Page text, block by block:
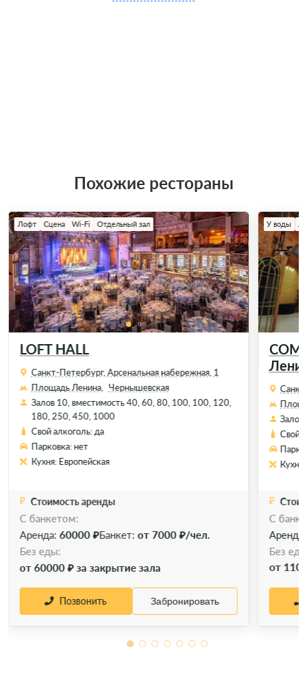
Похожие рестораны
LOFT HALL
Лофт Сцена Wi-Fi Отдельный зал
Санкт-Петербург, Арсенальная набережная, 1
Площадь Ленина,
Чернышевская
Залов 10, вместимость 40, 60, 80, 100, 100, 120,
180, 250, 450, 1000
Свой алкоголь: да
Парковка: нет
Кухня: Европейская
Стоимость аренды
С банкетом:
Аренда: 60000 ₽Банкет:от 7000 ₽/чел.
Без еды:
от 60000 ₽ за закрытие зала
Позвонить Забронировать
У воды
Залов
Свой
C
Без
от